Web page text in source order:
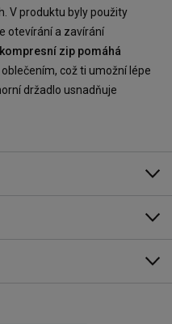
V produktu byly použity
otevírání a zavírání
zip pomáhá
což ti umožní lépe
držadlo usnadňuje